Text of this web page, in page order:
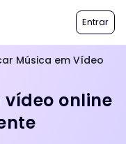
Entrar
Música em Vídeo
online